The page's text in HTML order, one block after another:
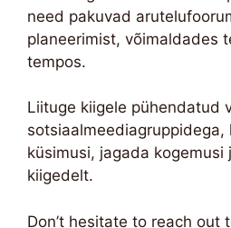
need pakuvad
planeerimist, võimaldades
tempos.
Liituge kiigele pühendatud
küsimusi, jagada kogemusi
kiigedelt.
Don’t hesitate to reach out